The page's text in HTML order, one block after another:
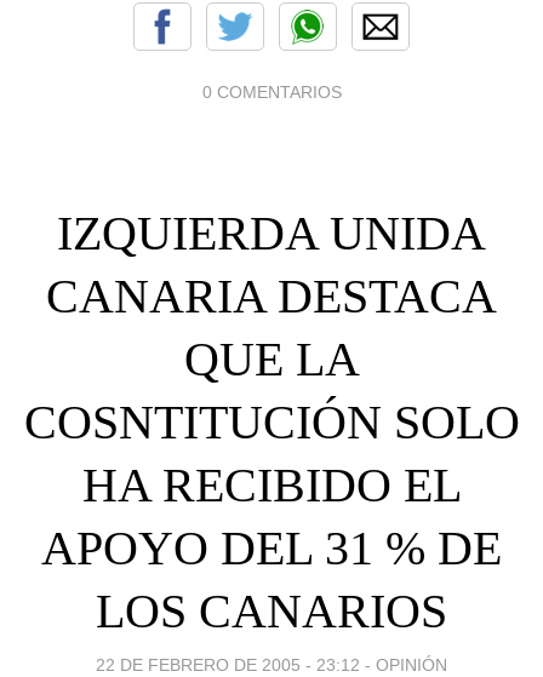
0 COMENTARIOS
IZQUIERDA UNIDA
CANARIA DESTACA
QUE LA
COSNTITUCIÓN SOLO
HA RECIBIDO EL
APOYO DEL 31 % DE
LOS CANARIOS
22 DE FEBRERO DE 2005 - 23:12 - OPINIÓN